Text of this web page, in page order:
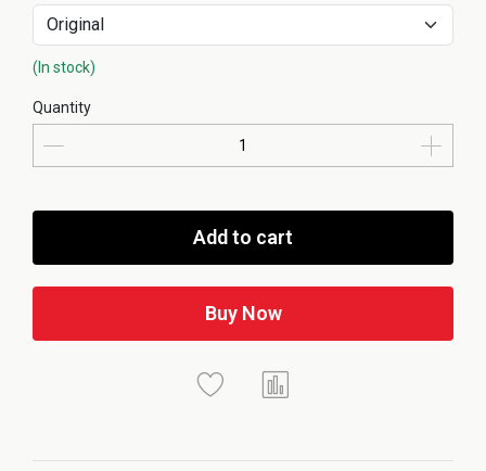
(In stock)
Quantity
Add to cart
Buy Now